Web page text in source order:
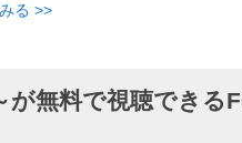
る >>
が無料で視聴できる